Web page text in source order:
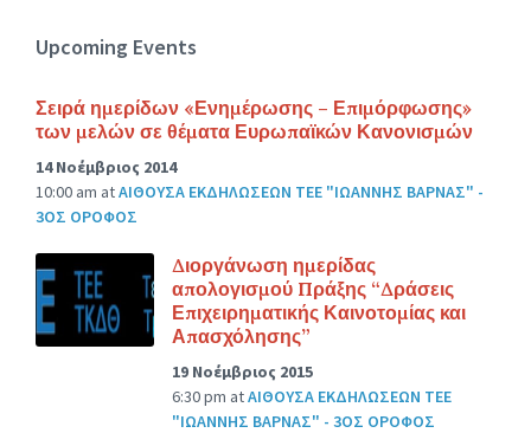
Upcoming Events
Σειρά ημερίδων «Ενημέρωσης – Επιμόρφωσης»
των μελών σε θέματα Ευρωπαϊκών Κανονισμών
14 Νοέμβριος 2014
10:00 am atΑΙΘΟΥΣΑ ΕΚΔΗΛΩΣΕΩΝ ΤΕΕ "ΙΩΑΝΝΗΣ ΒΑΡΝΑΣ" -
3ΟΣ ΟΡΟΦΟΣ
Διοργάνωση ημερίδας
απολογισμού Πράξης “Δράσεις
Επιχειρηματικής Καινοτομίας και
Απασχόλησης”
19 Νοέμβριος 2015
6:30 pm atΑΙΘΟΥΣΑ ΕΚΔΗΛΩΣΕΩΝ ΤΕΕ
"ΙΩΑΝΝΗΣ ΒΑΡΝΑΣ" - 3ΟΣ ΟΡΟΦΟΣ